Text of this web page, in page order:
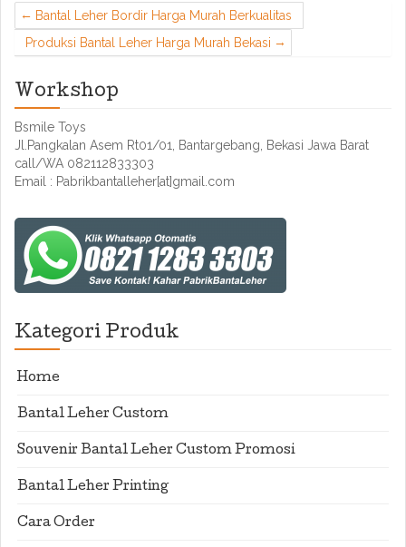
Bantal Leher Bordir Harga Murah Berkualitas
Produksi Bantal Leher Harga Murah Bekasi
Workshop
Bsmile Toys
Jl.Pangkalan Asem Rt01/01, Bantargebang, Bekasi Jawa Barat
call/WA 082112833303
Email : Pabrikbantalleher[at]gmail.com
Kategori Produk
Home
Bantal Leher Custom
Souvenir Bantal Leher Custom Promosi
Bantal Leher Printing
Cara Order